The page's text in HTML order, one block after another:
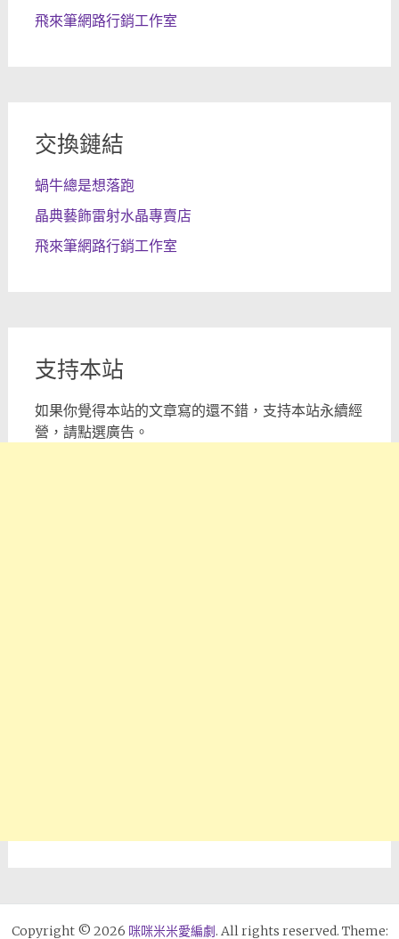
飛來筆網路行銷工作室
交換鏈結
蝸牛總是想落跑
晶典藝飾雷射水晶專賣店
飛來筆網路行銷工作室
支持本站
如果你覺得本站的文章寫的還不錯，支持本站永續經
營，請點選廣告。
Copyright © 2026 咪咪米米愛編劇. All rights reserved. Theme: